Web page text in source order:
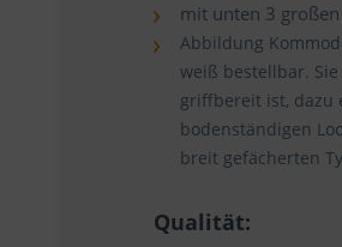
mit unten 3
Abbildung
weiß bestellbar.
griffbereit ist, dazu
bodenständigen
breit gefächerten
Qualität: